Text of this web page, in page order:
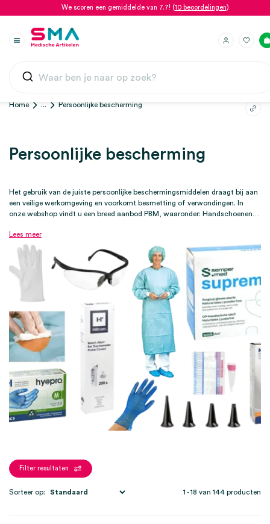
We scoren een gemiddelde van 7.7! (10 beoordelingen)
Home ... Persoonlijke bescherming
Persoonlijke bescherming
Het gebruik van de juiste persoonlijke beschermingsmiddelen draagt bij aan
een veilige werkomgeving en voorkomt besmetting of verwondingen. In
onze webshop vindt u een breed aanbod PBM, waaronder: Handschoenen
mutsen, schorten en jassen. | Veiligheidsbrillen | Oortips voor de otoscoop
en oorthermometer. | Afdekdoeken voor het steriel afdekken van de patiënt
en apparatuur. | Wilt u ook uw armen, voeten en ogen optimaal
beschermen? Kijk dan bij de categorie 'Overige bescherming'.
Lees meer
Filter resultaten
1 - 18 van 144 producten
Sorteer op: